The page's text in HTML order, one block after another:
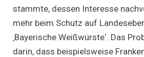
stammte, dessen Interesse
mehr beim Schutz auf
‚Bayerische Weißwürste‘. Das
darin, dass beispielsweise